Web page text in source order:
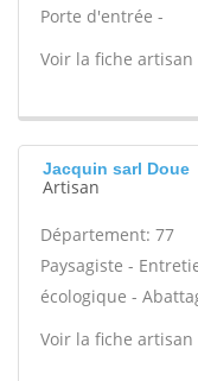
Porte d'entrée -
Voir la fiche artisan
Jacquin sarl Doue
Artisan
Département: 77
Paysagiste -
écologique -
Voir la fiche artisan